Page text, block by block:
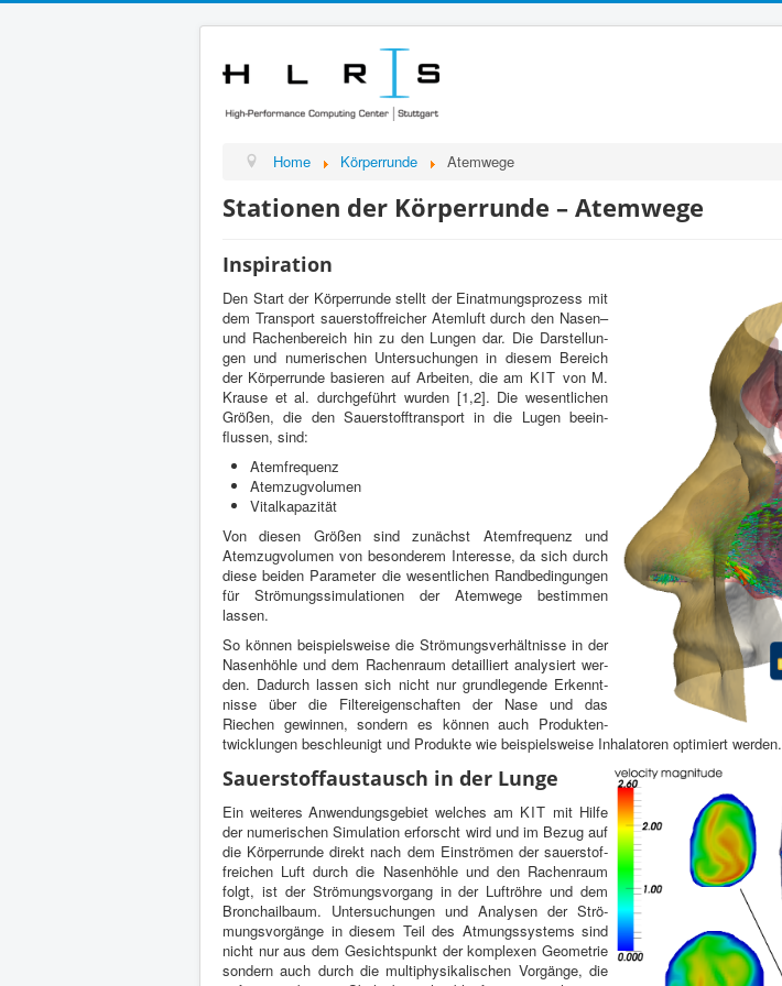
Home Kör­per­runde Atemwege
Sta­tio­nen der Kör­per­runde – Atemwege
Inspi­ra­tion
Den Start der Kör­per­runde stellt der Einat­mung­sprozess mit
dem Trans­port sauer­stof­fre­icher Atem­luft durch den Nasen–
und Rachen­bere­ich hin zu den Lun­gen dar. Die Darstel­lun­
gen und numerischen Unter­suchun­gen in diesem Bere­ich
der Kör­per­runde basieren auf Arbeiten, die am KIT von M.
Krause et al. durchge­führt wur­den [1,2]. Die wesentlichen
Größen, die den Sauer­stoff­trans­port in die Lugen bee­in­
flussen, sind:
Atem­fre­quenz
Atemzugvol­u­men
Vitalk­a­paz­ität
Von diesen Größen sind zunächst Atem­fre­quenz und
Atemzugvol­u­men von beson­derem Inter­esse, da sich durch
diese bei­den Para­me­ter die wesentlichen Randbe­din­gun­gen
für Strö­mungssim­u­la­tio­nen der Atemwege bes­tim­men
lassen.
So kön­nen beispiel­sweise die Strö­mungsver­hält­nisse in der
Nasen­höhle und dem Rachen­raum detail­liert analysiert wer­
den. Dadurch lassen sich nicht nur grundle­gende Erken­nt­
nisse über die Fil­tereigen­schaften der Nase und das
Riechen gewin­nen, son­dern es kön­nen auch Pro­duk­ten­
twick­lun­gen beschle­u­nigt und Pro­dukte wie beispiel­sweise Inhala­toren opti­miert werden.
Sauer­stof­faus­tausch in der Lunge
Ein weit­eres Anwen­dungs­ge­biet welches am KIT mit Hilfe
der numerischen Sim­u­la­tion erforscht wird und im Bezug auf
die Kör­per­runde direkt nach dem Ein­strö­men der sauer­stof­
fre­ichen Luft durch die Nasen­höhle und den Rachen­raum
folgt, ist der Strö­mungsvor­gang in der Luftröhre und dem
Bron­chail­baum. Unter­suchun­gen und Analy­sen der Strö­
mungsvorgänge in diesem Teil des Atmungssys­tems sind
nicht nur aus dem Gesicht­spunkt der kom­plexen Geome­trie
son­dern auch durch die mul­ti­physikalis­chen Vorgänge, die